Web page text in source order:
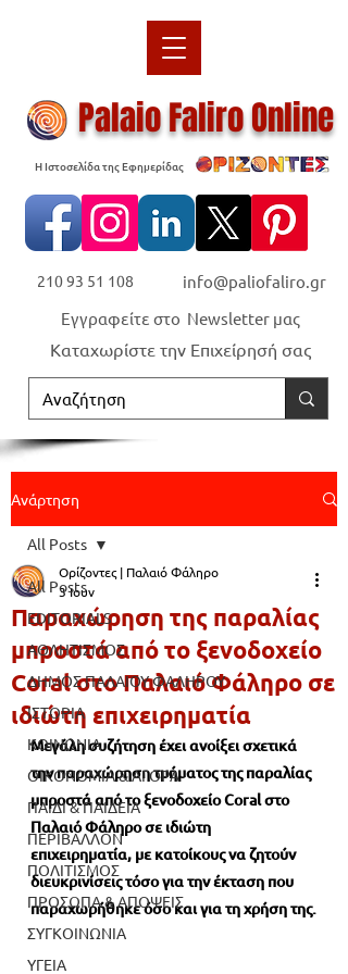
Palaio Faliro Online
Η Ιστοσελίδα της Εφημερίδας
210 93 51 108 info@paliofaliro.gr
Καταχωρίστε την Επιχείρησή σας
Εγγραφείτε στο Newsletter μας
Ανάρτηση
All Posts
EDITORIALS
ΑΘΛΗΤΙΣΜΟΣ
ΔΗΜΟΣ ΠΑΛΑΙΟΥ ΦΑΛΗΡΟΥ
ΙΣΤΟΡΙΑ
ΚΟΙΝΩΝΙΑ
ΟΙΚΟΝΟΜΙΑ & ΑΓΟΡΑ
ΠΑΙΔΙ & ΠΑΙΔΕΙΑ
ΠΕΡΙΒΑΛΛΟΝ
ΠΟΛΙΤΙΣΜΟΣ
ΠΡΟΣΩΠΑ & ΑΠΟΨΕΙΣ
ΣΥΓΚΟΙΝΩΝΙΑ
ΥΓΕΙΑ
All Posts
Παραχώρηση της παραλίας
μπροστά από το ξενοδοχείο
Coral στο Παλαιό Φάληρο σε
ιδιώτη επιχειρηματία
Ορίζοντες | Παλαιό Φάληρο
3 Ιουν
Μεγάλη συζήτηση έχει ανοίξει σχετικά
την παραχώρηση τμήματος της παραλίας
μπροστά από το ξενοδοχείο Coral στο
Παλαιό Φάληρο σε ιδιώτη
επιχειρηματία, με κατοίκους να ζητούν
διευκρινίσεις τόσο για την έκταση που
παραχωρήθηκε όσο και για τη χρήση της.